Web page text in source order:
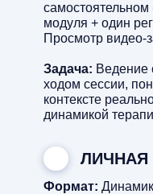
Формат:
ЛИЧНАЯ
модуля + один
Просмотр видео-
Задача: Ведение
ходом сессии,
контексте
динамикой